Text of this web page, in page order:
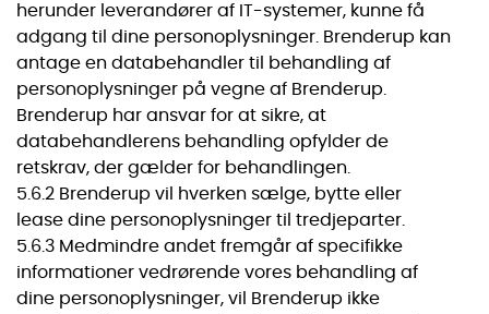
herunder leverandører af IT-systemer, kunne få
adgang til dine personoplysninger. Brenderup kan
antage en databehandler til behandling af
personoplysninger på vegne af Brenderup.
Brenderup har ansvar for at sikre, at
databehandlerens behandling opfylder de
retskrav, der gælder for behandlingen.
5.6.2 Brenderup vil hverken sælge, bytte eller
lease dine personoplysninger til tredjeparter.
5.6.3 Medmindre andet fremgår af specifikke
informationer vedrørende vores behandling af
dine personoplysninger, vil Brenderup ikke